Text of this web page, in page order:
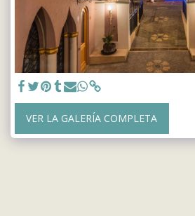
VER LA GALERÍA COMPLETA